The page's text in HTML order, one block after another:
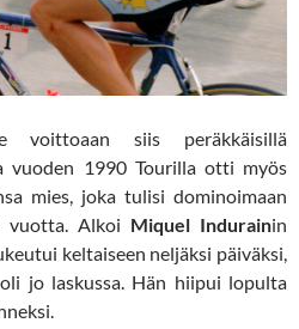
voittoaan siis peräkkäisillä
vuoden 1990 Tourilla otti myös
mies, joka tulisi dominoimaan
vuotta. Alkoi Miquel Indurainin
keltaiseen neljäksi päiväksi,
jo laskussa. Hän hiipui lopulta